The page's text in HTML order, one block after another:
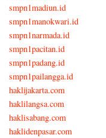
smpn1madiun.id
smpn1manokwari.id
smpn1narmada.id
smpn1pacitan.id
smpn1padang.id
smpn1pailangga.id
haklijakarta.com
haklilangsa.com
haklisabang.com
haklidenpasar.com